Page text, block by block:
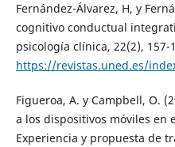
Fernández-Álvarez, H, y
cognitivo conductual
psicología clínica, 22(2), 157-
https://revistas.uned.es/
Figueroa, A. y Campbell, O.
a los dispositivos móviles en
Experiencia y propuesta de